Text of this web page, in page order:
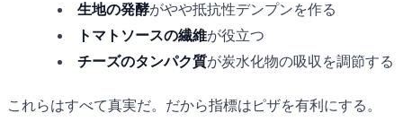
生地の発酵がやや抵抗性デンプンを作る
トマトソースの繊維が役立つ
チーズのタンパク質が炭水化物の吸収を調節する
これらはすべて真実だ。だから指標はピザを有利にする。